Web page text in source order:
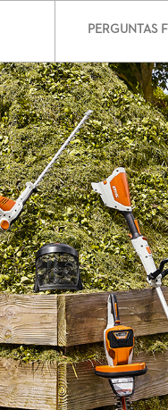
PERGUNTAS